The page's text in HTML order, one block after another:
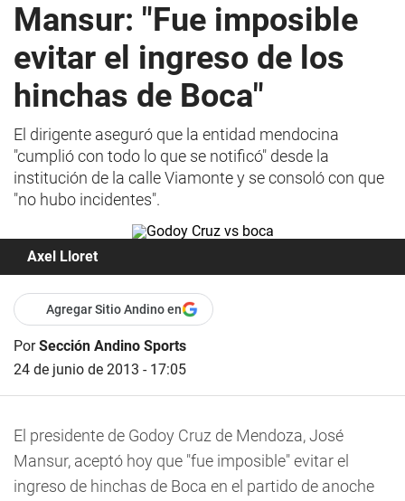
Mansur: "Fue imposible
evitar el ingreso de los
hinchas de Boca"
El dirigente aseguró que la entidad mendocina
"cumplió con todo lo que se notificó" desde la
institución de la calle Viamonte y se consoló con que
"no hubo incidentes".
Axel Lloret
Agregar Sitio Andino en
PorSección Andino Sports
24 de junio de 2013 - 17:05
El presidente de Godoy Cruz de Mendoza, José
Mansur, aceptó hoy que "fue imposible" evitar el
ingreso de hinchas de Boca en el partido de anoche